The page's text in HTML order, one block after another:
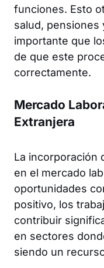
funciones. Esto
salud, pensiones
importante que
de que este
correctamente.
Mercado
Extranjera
La incorporación
en el mercado
oportunidades
positivo, los
contribuir
en sectores
siendo un